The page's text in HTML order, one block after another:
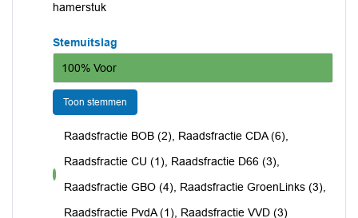
hamerstuk
Stemuitslag
100% Voor
Toon stemmen
voor
Raadsfractie BOB (2), Raadsfractie CDA (6),
Raadsfractie CU (1), Raadsfractie D66 (3),
Raadsfractie GBO (4), Raadsfractie GroenLinks (3),
Raadsfractie PvdA (1), Raadsfractie VVD (3)